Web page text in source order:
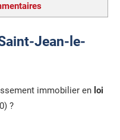
Jean-le-
immobilier en loi
?